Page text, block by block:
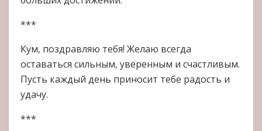
***
Кум, поздравляю тебя! Желаю всегда
оставаться сильным, уверенным и счастливым.
Пусть каждый день приносит тебе радость и
удачу.
***